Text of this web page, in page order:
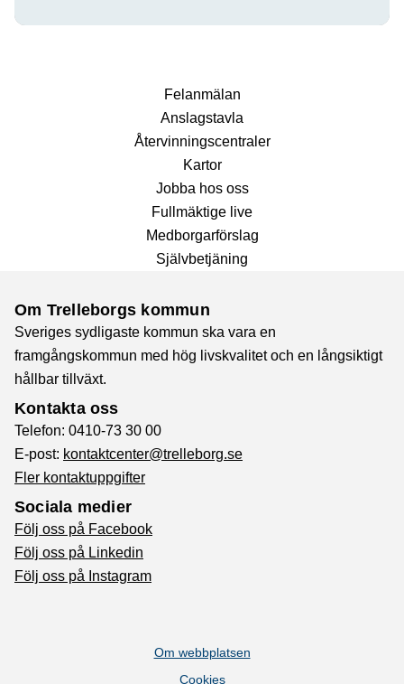
Fel­anmälan
Anslags­tavla
Återvinnings­centraler
Kartor
Jobba hos oss
Fullmäktige live
Medborgarförslag
Självbetjäning
Om Trelleborgs kommun
Sveriges sydligaste kommun ska vara en
framgångskommun med hög livskvalitet och en långsiktigt
hållbar tillväxt.
Kontakta oss
Telefon: 0410-73 30 00
E-post: kontaktcenter@trelleborg.se
Fler kontaktuppgifter
Sociala medier
Följ oss på Facebook
Följ oss på Linkedin
Följ oss på Instagram
Om webbplatsen
Cookies